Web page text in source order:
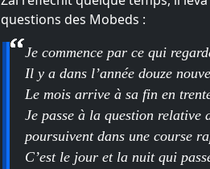
questions des Mobeds :
Je commence par ce qui
Il y a dans l’année douze
Le mois arrive à sa fin en
Je passe à la question relative
poursuivent dans une course
C’est le jour et la nuit qui